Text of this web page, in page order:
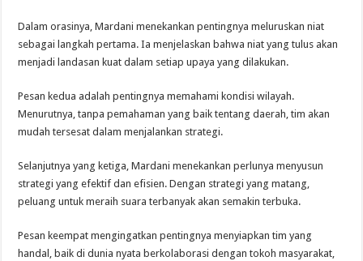
Dalam orasinya, Mardani menekankan pentingnya meluruskan niat
sebagai langkah pertama. Ia menjelaskan bahwa niat yang tulus akan
menjadi landasan kuat dalam setiap upaya yang dilakukan.
Pesan kedua adalah pentingnya memahami kondisi wilayah.
Menurutnya, tanpa pemahaman yang baik tentang daerah, tim akan
mudah tersesat dalam menjalankan strategi.
Selanjutnya yang ketiga, Mardani menekankan perlunya menyusun
strategi yang efektif dan efisien. Dengan strategi yang matang,
peluang untuk meraih suara terbanyak akan semakin terbuka.
Pesan keempat mengingatkan pentingnya menyiapkan tim yang
handal, baik di dunia nyata berkolaborasi dengan tokoh masyarakat,